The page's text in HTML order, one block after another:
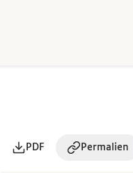
PDF Permalien